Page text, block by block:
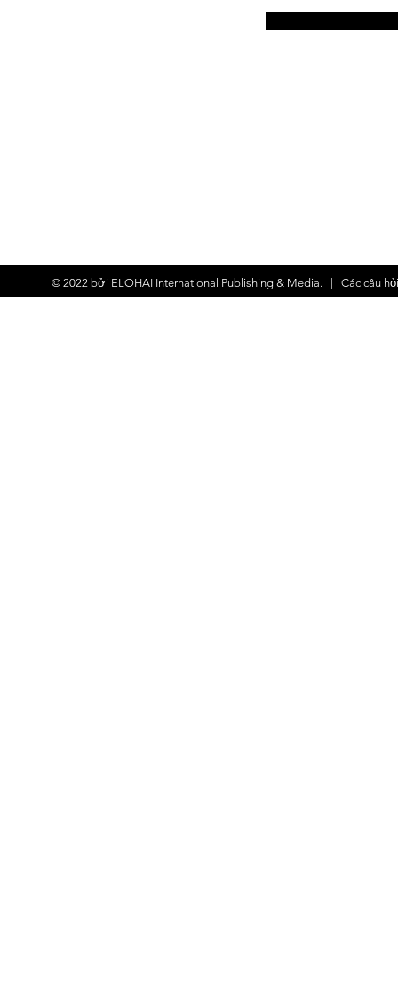
© 2022 bởi ELOHAI International Publishing & Media. | Các câu